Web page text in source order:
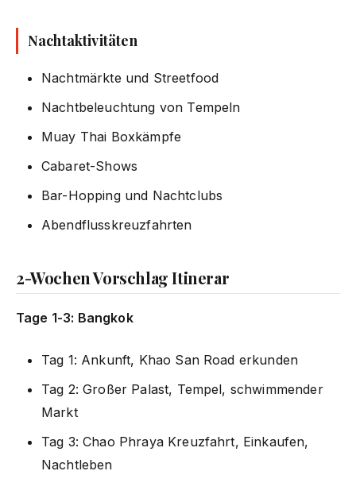
Nachtaktivitäten
Nachtmärkte und Streetfood
Nachtbeleuchtung von Tempeln
Muay Thai Boxkämpfe
Cabaret-Shows
Bar-Hopping und Nachtclubs
Abendflusskreuzfahrten
2-Wochen Vorschlag Itinerar
Tage 1-3: Bangkok
Tag 1: Ankunft, Khao San Road erkunden
Tag 2: Großer Palast, Tempel, schwimmender
Markt
Tag 3: Chao Phraya Kreuzfahrt, Einkaufen,
Nachtleben